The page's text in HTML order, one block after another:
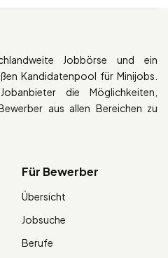
Jobbörse und ein
Kandidatenpool für Minijobs.
die Möglichkeiten,
aus allen Bereichen zu
Für Bewerber
Übersicht
Jobsuche
Berufe